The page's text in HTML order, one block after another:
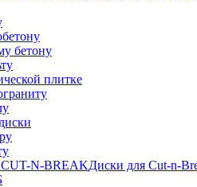
бетону
плитке
Диски для Cut-n-